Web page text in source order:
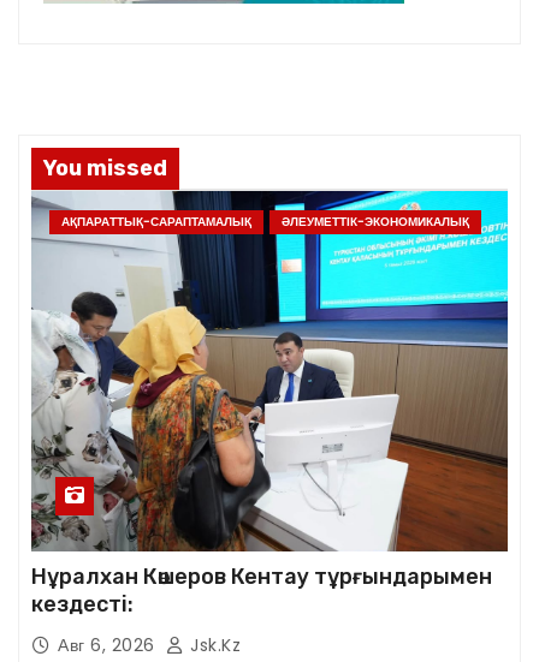
You missed
АҚПАРАТТЫҚ-САРАПТАМАЛЫҚ ӘЛЕУМЕТТІК-ЭКОНОМИКАЛЫҚ
Нұралхан Көшеров Кентау тұрғындарымен
кездесті:
Авг 6, 2026 Jsk.kz